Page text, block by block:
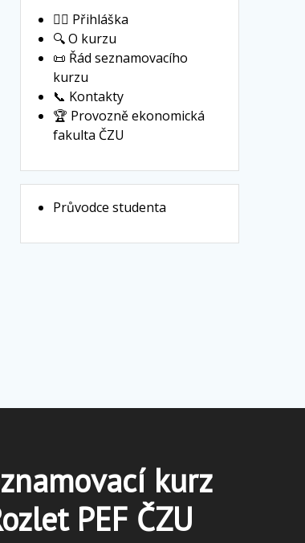
🙋‍♀️ Přihláška
🔍 O kurzu
📜 Řád seznamovacího
kurzu
📞 Kontakty
🏆 Provozně ekonomická
fakulta ČZU
Průvodce studenta
kurz
PEF ČZU